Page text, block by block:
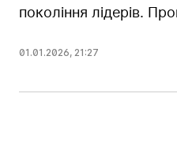
покоління лідерів.
01.01.2026, 21:27